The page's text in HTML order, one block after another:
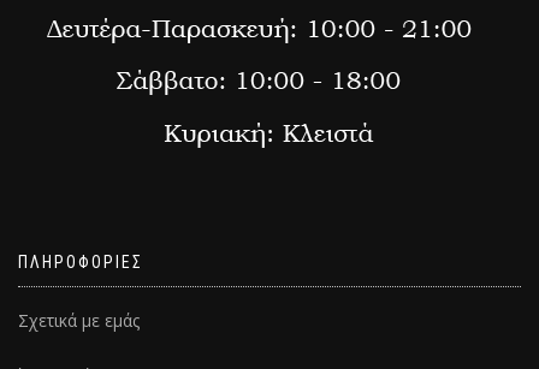
ΠΛΗΡΟΦΟΡΙΕΣ
Σχετικά με εμάς